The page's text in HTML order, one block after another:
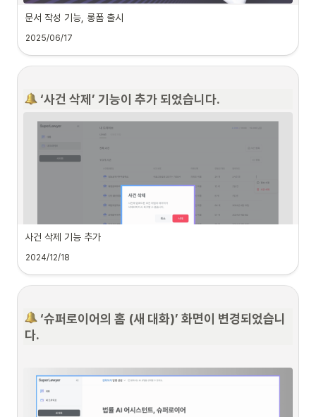
아카데믹 플랜은 누가 사용할 수 있나요?
슈퍼로이어 롱폼 기능 출시
슈퍼로이어와 실시간 대화하며 문서 초안부터 최종본까지 완성하는
롭게 출시되었습니다. 롱폼은 변호사님의 사건 정보를 바탕으로 길고 전문적인 서면
을 빠르게 작성할 수 있는 스마트 문서 작성 도구입니다.
기존 슈퍼로이어 대화로는 A4 약 4~5장 분량의 문서를 생성할 수 있었으나, 롱폼
서 직접 인라인 피드백과 수정 작업이 가능하며, 작업 과정과 수정 이력이 히스토리로
체계적으로 관리됩니다.
문서 작성 기능, 롱폼 출시
2025/06/17
‘사건 삭제’ 기능이 추가 되었습니다.
• 내 드라이브에 등록된 사건을 직접 삭제할 수 있는 기능이 추가되었습니다.
사건이 종료되었거나, 다른 이유로 삭제하고 싶은 경우 사건을 삭제를 클릭해주
세요.
사건 삭제 기능 추가
2024/12/18
‘슈퍼로이어의 홈 (새 대화)’ 화면이 변경되었습니
다.